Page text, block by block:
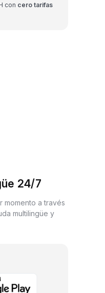
con cero tarifas
24/7
momento a través
multilingüe y